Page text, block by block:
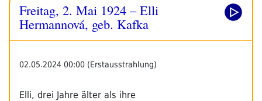
Freitag, 2. Mai 1924 – Elli
Hermannová, geb. Kafka
02.05.2024 00:00 (Erstausstrahlung)
Elli, drei Jahre älter als ihre